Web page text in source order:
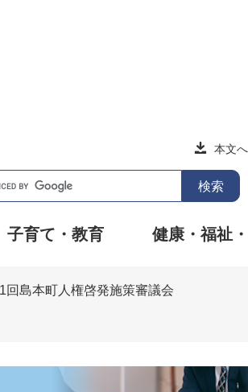
本文へ
子育て・教育 健康・福祉
島本町人権啓発施策審議会